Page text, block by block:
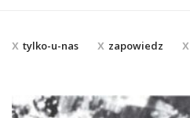
tylko-u-nas zapowiedz